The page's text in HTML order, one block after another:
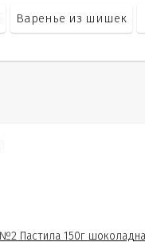
Варенье из шишек